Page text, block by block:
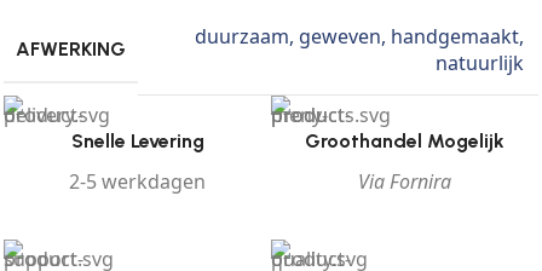
AFWERKING duurzaam, geweven, handgemaakt,
natuurlijk
Snelle Levering
2-5 werkdagen
Groothandel Mogelijk
Via Fornira